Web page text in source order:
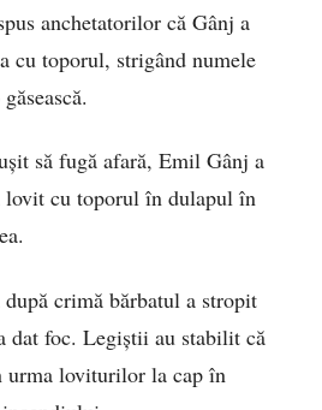
anchetatorilor că Gânj a
cu toporul, strigând numele
să fugă afară, Emil Gânj a
cu toporul în dulapul în
crimă bărbatul a stropit
dat foc. Legiștii au stabilit că
urma loviturilor la cap în